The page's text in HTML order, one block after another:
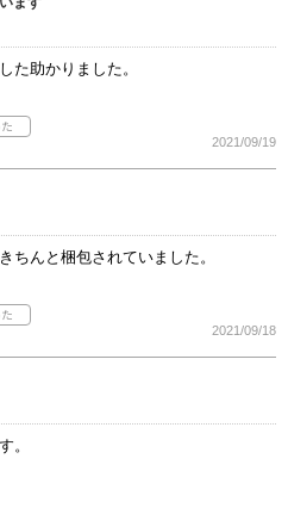
た助かりました。
2021/09/19
ちんと梱包されていました。
2021/09/18
。